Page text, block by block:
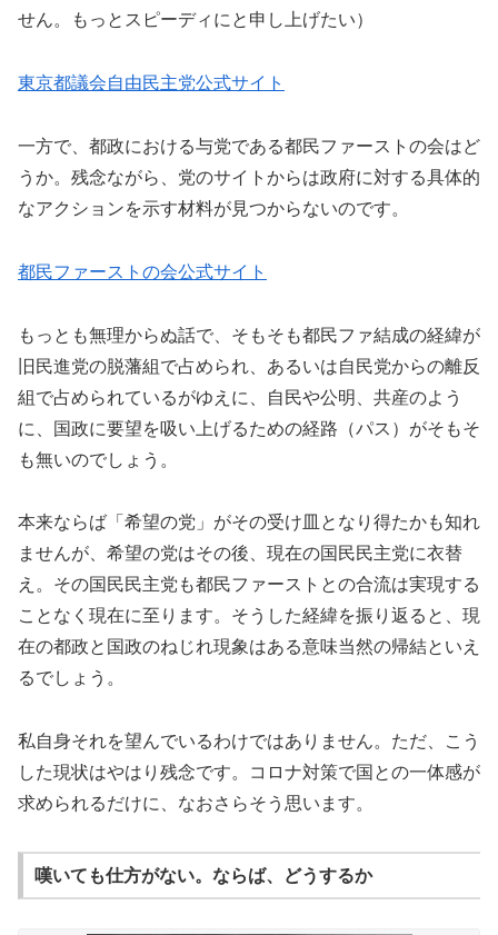
せん。もっとスピーディにと申し上げたい）
東京都議会自由民主党公式サイト
一方で、都政における与党である都民ファーストの会はど
うか。残念ながら、党のサイトからは政府に対する具体的
なアクションを示す材料が見つからないのです。
都民ファーストの会公式サイト
もっとも無理からぬ話で、そもそも都民ファ結成の経緯が
旧民進党の脱藩組で占められ、あるいは自民党からの離反
組で占められているがゆえに、自民や公明、共産のよう
に、国政に要望を吸い上げるための経路（パス）がそもそ
も無いのでしょう。
本来ならば「希望の党」がその受け皿となり得たかも知れ
ませんが、希望の党はその後、現在の国民民主党に衣替
え。その国民民主党も都民ファーストとの合流は実現する
ことなく現在に至ります。そうした経緯を振り返ると、現
在の都政と国政のねじれ現象はある意味当然の帰結といえ
るでしょう。
私自身それを望んでいるわけではありません。ただ、こう
した現状はやはり残念です。コロナ対策で国との一体感が
求められるだけに、なおさらそう思います。
嘆いても仕方がない。ならば、どうするか